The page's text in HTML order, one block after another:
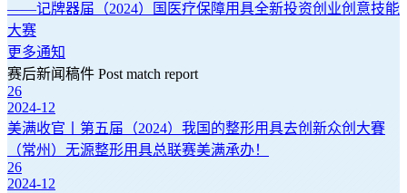
——记牌器届（2024）国医疗保障用具全新投资创业创意技能
大赛
更多通知
赛后新闻稿件 Post match report
26
2024-12
美满收官丨第五届（2024）我国的整形用具去创新众创大賽
（常州）无源整形用具总联赛美满承办！
26
2024-12